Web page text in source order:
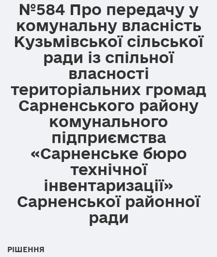
№584 Про передачу у
комунальну власність
Кузьмівської сільської
ради із спільної
власності
територіальних громад
Сарненського району
комунального
підприємства
«Сарненське бюро
технічної
інвентаризації»
Сарненської районної
ради
РІШЕННЯ